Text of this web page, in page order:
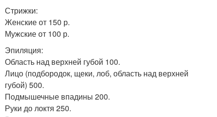
Стрижки:
Женские от 150 р.
Мужские от 100 р.
Эпиляция:
Область над верхней губой 100.
Лицо (подбородок, щеки, лоб, область над верхней
губой) 500.
Подмышечные впадины 200.
Руки до локтя 250.